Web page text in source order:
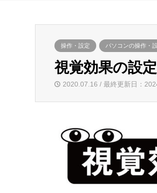
操作・設定 パソコンの操作・
視覚効果の設
2020.07.16 / 最終更新日：